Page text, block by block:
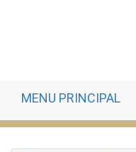
MENU PRINCIPAL